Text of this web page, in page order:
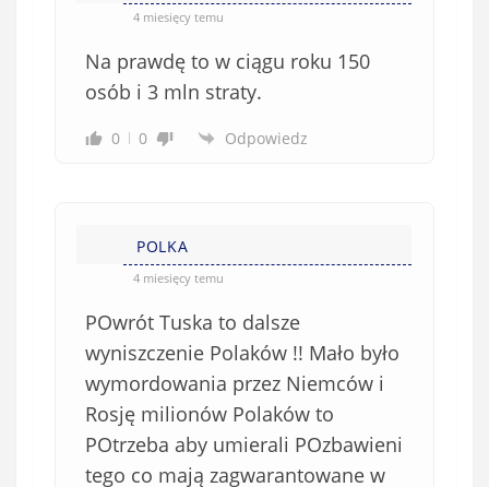
4 miesięcy temu
Na prawdę to w ciągu roku 150
osób i 3 mln straty.
0 0 Odpowiedz
POLKA
4 miesięcy temu
POwrót Tuska to dalsze
wyniszczenie Polaków !! Mało było
wymordowania przez Niemców i
Rosję milionów Polaków to
POtrzeba aby umierali POzbawieni
tego co mają zagwarantowane w